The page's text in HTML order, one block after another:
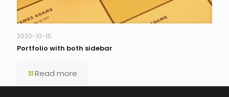
2020-10-15
Portfolio with both sidebar
Read more